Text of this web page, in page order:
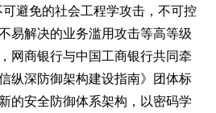
避免的社会工程学攻击，不可控
易解决的业务滥用攻击等高等级
网商银行与中国工商银行共同牵
纵深防御架构建设指南》团体标
的安全防御体系架构，以密码学